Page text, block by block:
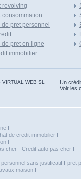
revolving
consommation
de pret personnel
de pret en ligne
immobilier
WEB SL
Un
Voir les
de credit immobilier
cher
Credit auto pas cher
personnel sans justificatif
pret
maison